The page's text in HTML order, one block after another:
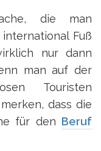
die man
Fuß
nur dann
man auf der
Touristen
dass die
für den Beruf